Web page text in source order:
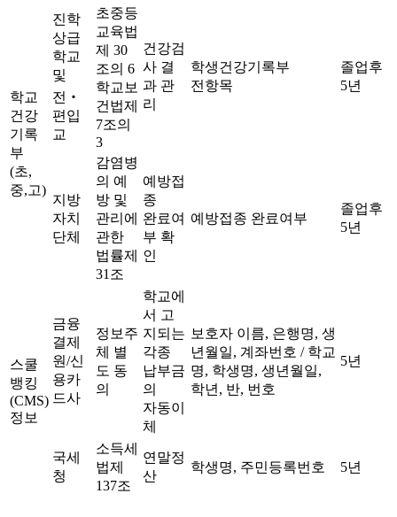
학교
건강
기록
부
(초,
중,고)
진학
상급
학교
및
전‧
편입
교
초중등
교육법
제 30
조의 6
학교보
건법제
7조의
3
건강검
사 결
과 관
리
학생건강기록부
전항목
졸업후
5년
지방
자치
단체
감염병
의 예
방 및
관리에
관한
법률제
31조
예방접
종
완료여
부 확
인
예방접종 완료여부
졸업후
5년
스쿨
뱅킹
(CMS)
정보
금융
결제
원/신
용카
드사
정보주
체 별
도 동
의
학교에
서 고
지되는
각종
납부금
의
자동이
체
보호자 이름, 은행명, 생
년월일, 계좌번호 / 학교
명, 학생명, 생년월일,
학년, 반, 번호
5년
국세
청
소득세
법제
137조
연말정
산
학생명, 주민등록번호 5년